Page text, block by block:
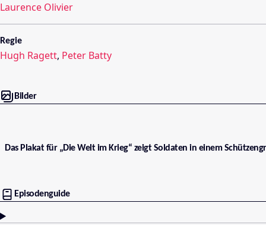
Laurence Olivier
Regie
Hugh Ragett, Peter Batty
Bilder
Das Plakat für „Die Welt im Krieg“ zeigt Soldaten in einem
Episodenguide